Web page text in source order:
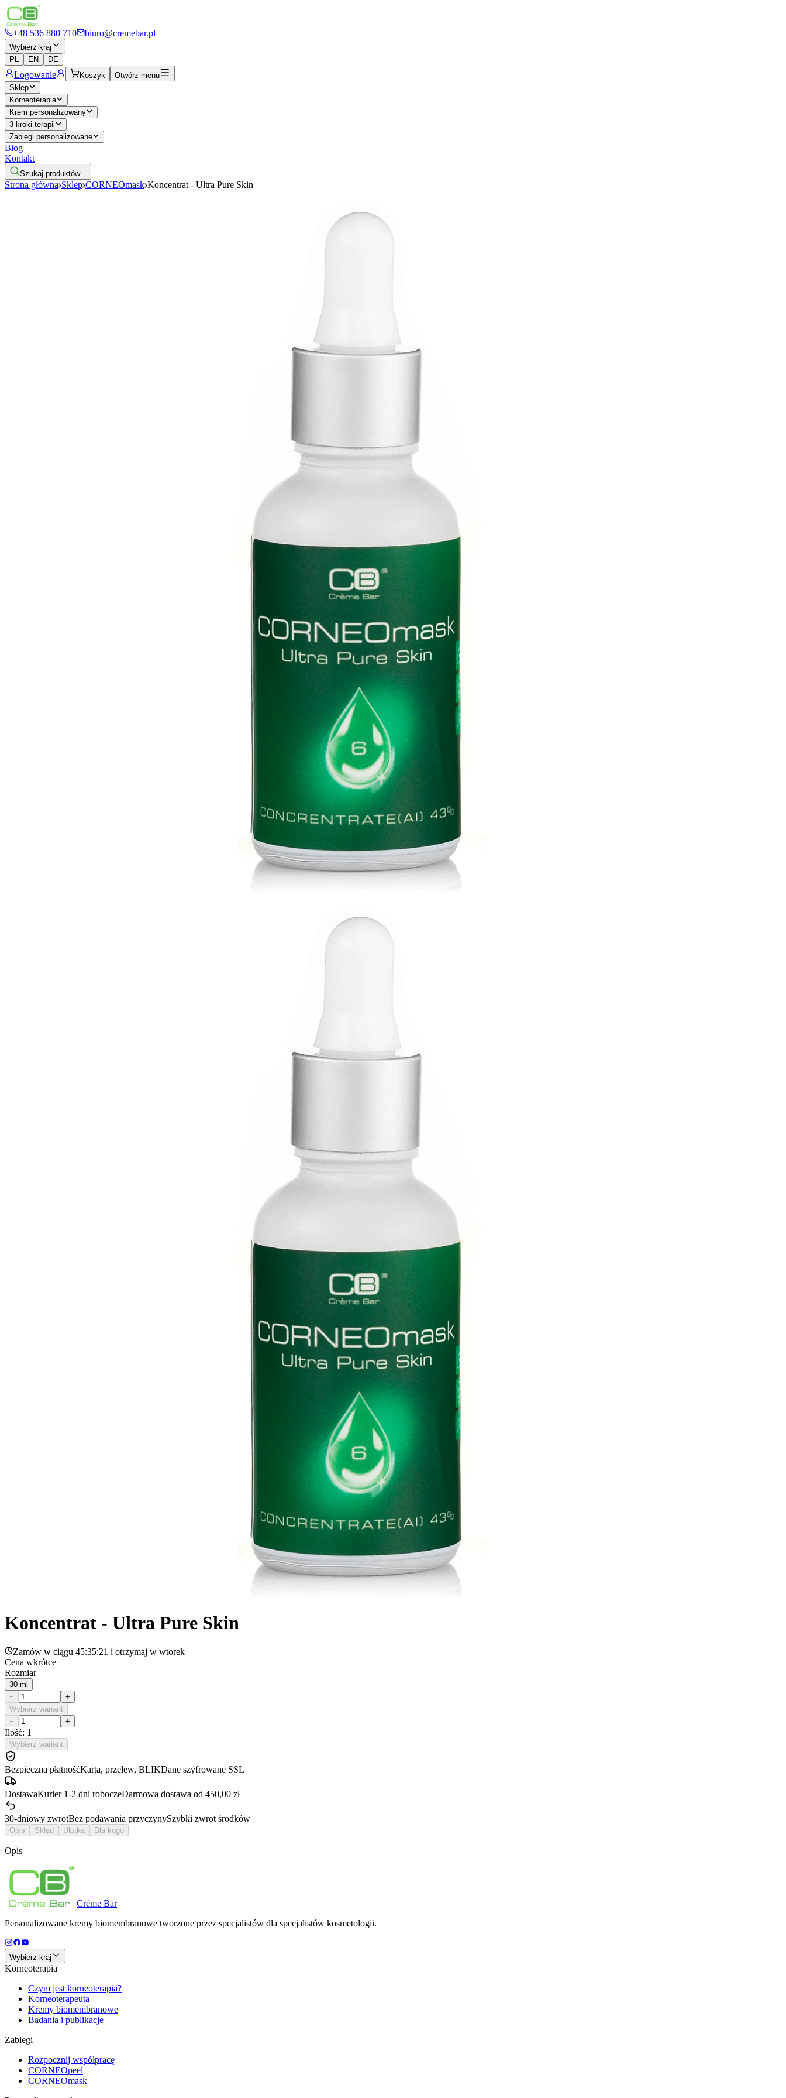
+48 536 880 710 biuro@cremebar.pl
Wybierz kraj
PL
EN DE
Logowanie Koszyk
Otwórz menu
Sklep
Korneoterapia
Krem personalizowany
3 kroki terapii
Zabiegi personalizowane
Blog
Kontakt
Szukaj produktów...
Strona główna Sklep CORNEOmask Koncentrat - Ultra Pure Skin
Koncentrat - Ultra Pure Skin
Zamów w ciągu 45:35:21 i otrzymaj w wtorek
Cena wkrótce
Rozmiar
30 ml
−
+
Wybierz wariant
−
+
Ilość: 1
Wybierz wariant
Bezpieczna płatnośćKarta, przelew, BLIKDane szyfrowane SSL
DostawaKurier 1-2 dni roboczeDarmowa dostawa od 450,00 zł
30-dniowy zwrotBez podawania przyczynySzybki zwrot środków
Opis Skład Ulotka Dla kogo
Opis
Crème Bar
Personalizowane kremy biomembranowe tworzone przez specjalistów dla specjalistów kosmetologii.
Wybierz kraj
Korneoterapia
Czym jest korneoterapia?
Korneoterapeuta
Kremy biomembranowe
Badania i publikacje
Zabiegi
Rozpocznij współpracę
CORNEOpeel
CORNEOmask